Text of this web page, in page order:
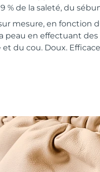
% de la saleté, du
mesure, en fonction
peau en effectuant
du cou. Doux.